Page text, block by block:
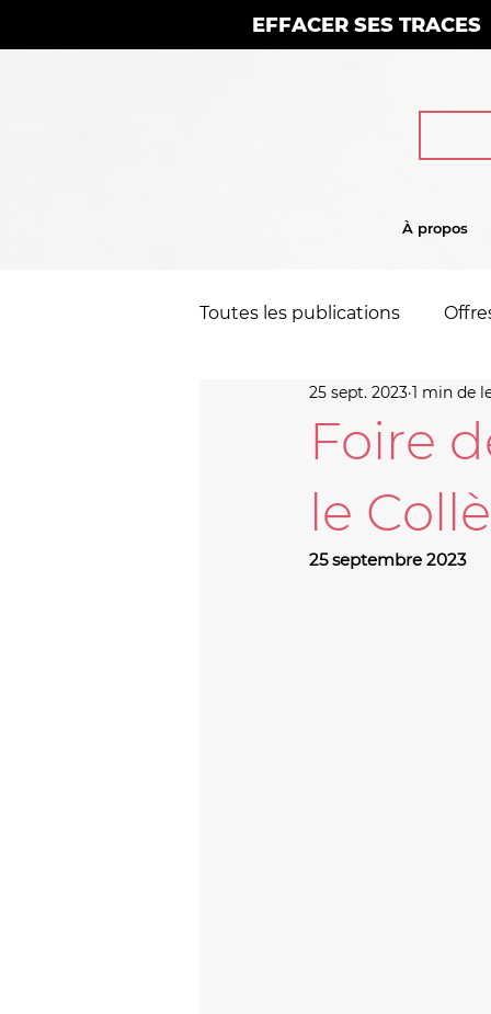
EFFACER SES TRACES
À propos
Toutes les publications
Rapports annuels
Foire
le
25 sept. 2023 1 min de
25 septembre 2023